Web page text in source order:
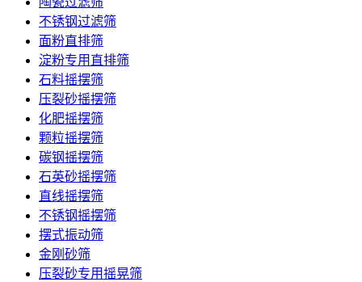
不锈钢过滤筛
面粉直排筛
淀粉专用直排筛
石料摇摆筛
压裂砂摇摆筛
化肥摇摆筛
颗粒摇摆筛
碳钢摇摆筛
石英砂摇摆筛
直线摇摆筛
不锈钢摇摆筛
摆式振动筛
金刚砂筛
压裂砂专用摇晃筛